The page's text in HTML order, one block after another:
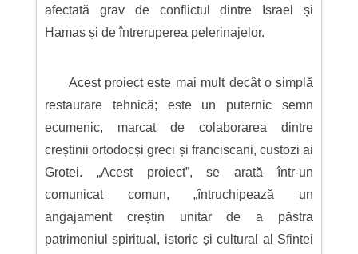
afectată grav de conflictul dintre Israel și
Hamas și de întreruperea pelerinajelor.
Acest proiect este mai mult decât o simplă
restaurare tehnică; este un puternic semn
ecumenic, marcat de colaborarea dintre
creștinii ortodocși greci și franciscani, custozi ai
Grotei. „Acest proiect”, se arată într-un
comunicat comun, „întruchipează un
angajament creștin unitar de a păstra
patrimoniul spiritual, istoric și cultural al Sfintei